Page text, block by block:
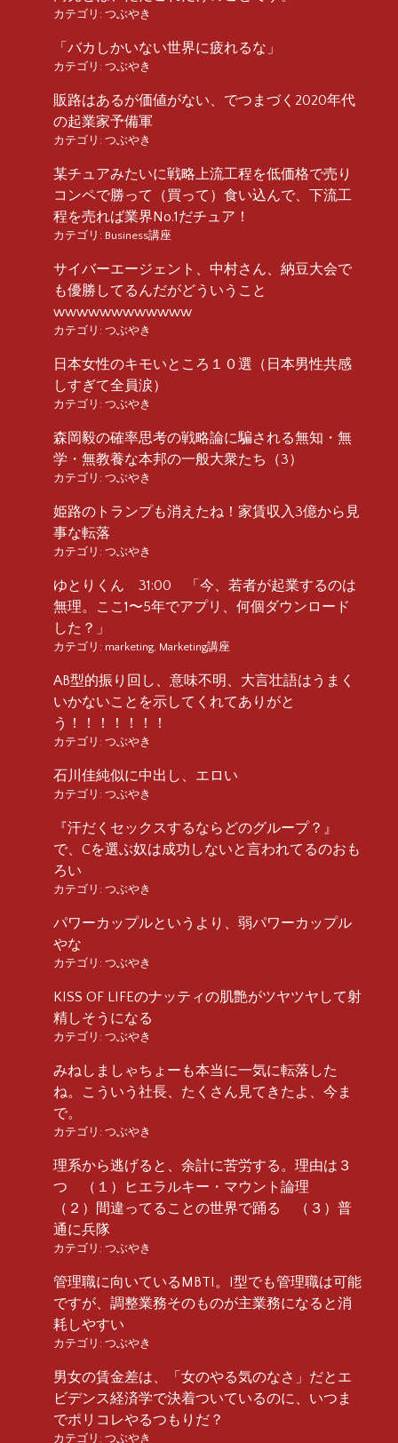
カテゴリ: つぶやき
「バカしかいない世界に疲れるな」
カテゴリ: つぶやき
販路はあるが価値がない、でつまづく2020年代
の起業家予備軍
カテゴリ: つぶやき
某チュアみたいに戦略上流工程を低価格で売り
コンペで勝って（買って）食い込んで、下流工
程を売れば業界No.1だチュア！
カテゴリ: Business講座
サイバーエージェント、中村さん、納豆大会で
も優勝してるんだがどういうこと
wwwwwwwwwwww
カテゴリ: つぶやき
日本女性のキモいところ１０選（日本男性共感
しすぎて全員涙）
カテゴリ: つぶやき
森岡毅の確率思考の戦略論に騙される無知・無
学・無教養な本邦の一般大衆たち（3）
カテゴリ: つぶやき
姫路のトランプも消えたね！家賃収入3億から見
事な転落
カテゴリ: つぶやき
ゆとりくん 31:00 「今、若者が起業するのは
無理。ここ1〜5年でアプリ、何個ダウンロード
した？」
カテゴリ: marketing Marketing講座
AB型的振り回し、意味不明、大言壮語はうまく
いかないことを示してくれてありがと
う！！！！！！！
カテゴリ: つぶやき
石川佳純似に中出し、エロい
カテゴリ: つぶやき
『汗だくセックスするならどのグループ？』
で、Cを選ぶ奴は成功しないと言われてるのおも
ろい
カテゴリ: つぶやき
パワーカップルというより、弱パワーカップル
やな
カテゴリ: つぶやき
KISS OF LIFEのナッティの肌艶がツヤツヤして射
精しそうになる
カテゴリ: つぶやき
みねしましゃちょーも本当に一気に転落した
ね。こういう社長、たくさん見てきたよ、今ま
で。
カテゴリ: つぶやき
理系から逃げると、余計に苦労する。理由は３
つ （１）ヒエラルキー・マウント論理
（２）間違ってることの世界で踊る （３）普
通に兵隊
カテゴリ: つぶやき
管理職に向いているMBTI。I型でも管理職は可能
ですが、調整業務そのものが主業務になると消
耗しやすい
カテゴリ: つぶやき
男女の賃金差は、「女のやる気のなさ」だとエ
ビデンス経済学で決着ついているのに、いつま
でポリコレやるつもりだ？
カテゴリ: つぶやき